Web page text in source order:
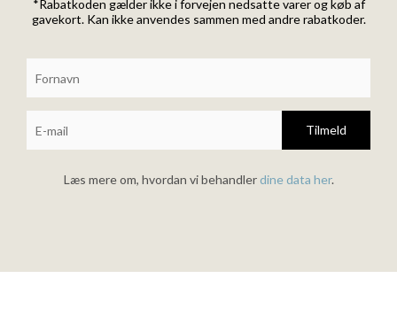
*Rabatkoden gælder ikke i forvejen nedsatte varer og køb af
gavekort. Kan ikke anvendes sammen med andre rabatkoder.
Tilmeld
Læs mere om, hvordan vi behandlerdine data her.